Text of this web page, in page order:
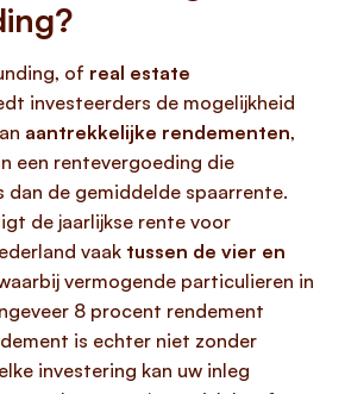
of real estate
investeerders de mogelijkheid
aantrekkelijke rendementen,
een rentevergoeding die
dan de gemiddelde spaarrente.
de jaarlijkse rente voor
vaak tussen de vier en
vermogende particulieren in
8 procent rendement
is echter niet zonder
investering kan uw inleg